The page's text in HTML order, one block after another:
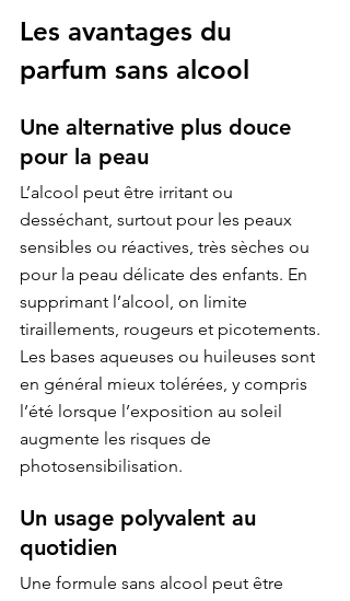
Les avantages du
parfum sans alcool
Une alternative plus douce
pour la peau
L’alcool peut être irritant ou
desséchant, surtout pour les peaux
sensibles ou réactives, très sèches ou
pour la peau délicate des enfants. En
supprimant l’alcool, on limite
tiraillements, rougeurs et picotements.
Les bases aqueuses ou huileuses sont
en général mieux tolérées, y compris
l’été lorsque l’exposition au soleil
augmente les risques de
photosensibilisation.
Un usage polyvalent au
quotidien
Une formule sans alcool peut être